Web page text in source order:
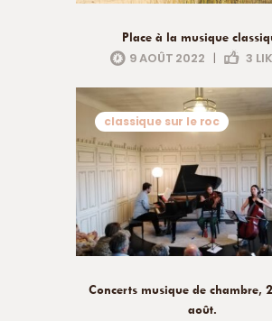
Place à la musique
9 AOÛT 2022 | 3
classique sur le roc
Concerts musique de chambre,
août.